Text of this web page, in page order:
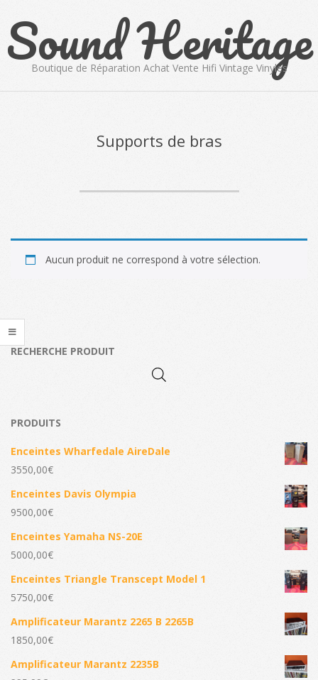
content
Sound Heritage
Boutique de Réparation Achat Vente Hifi Vintage Vinyles
Supports de bras
Aucun produit ne correspond à votre sélection.
RECHERCHE PRODUIT
PRODUITS
Enceintes Wharfedale AireDale
3550,00€
Enceintes Davis Olympia
9500,00€
Enceintes Yamaha NS-20E
5000,00€
Enceintes Triangle Transcept Model 1
5750,00€
Amplificateur Marantz 2265 B 2265B
1850,00€
Amplificateur Marantz 2235B